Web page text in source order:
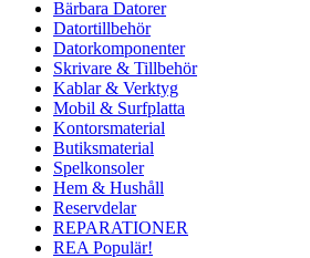
Bärbara Datorer
Datortillbehör
Datorkomponenter
Skrivare & Tillbehör
Kablar & Verktyg
Mobil & Surfplatta
Kontorsmaterial
Butiksmaterial
Spelkonsoler
Hem & Hushåll
Reservdelar
REPARATIONER
REA Populär!